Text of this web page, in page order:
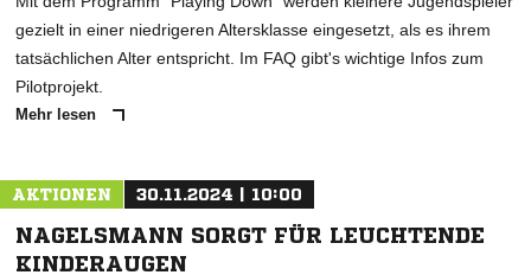
gezielt in einer niedrigeren Altersklasse eingesetzt, als es ihrem
tatsächlichen Alter entspricht. Im FAQ gibt's wichtige Infos zum
Pilotprojekt.
Mehr lesen
AKTIONEN 30.11.2024 | 10:00
NAGELSMANN SORGT FÜR LEUCHTENDE
KINDERAUGEN